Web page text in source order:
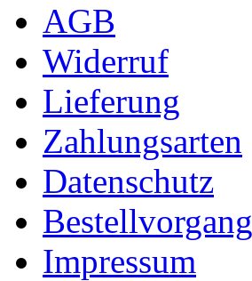
AGB
Widerruf
Lieferung
Zahlungsarten
Datenschutz
Bestellvorgang
Impressum